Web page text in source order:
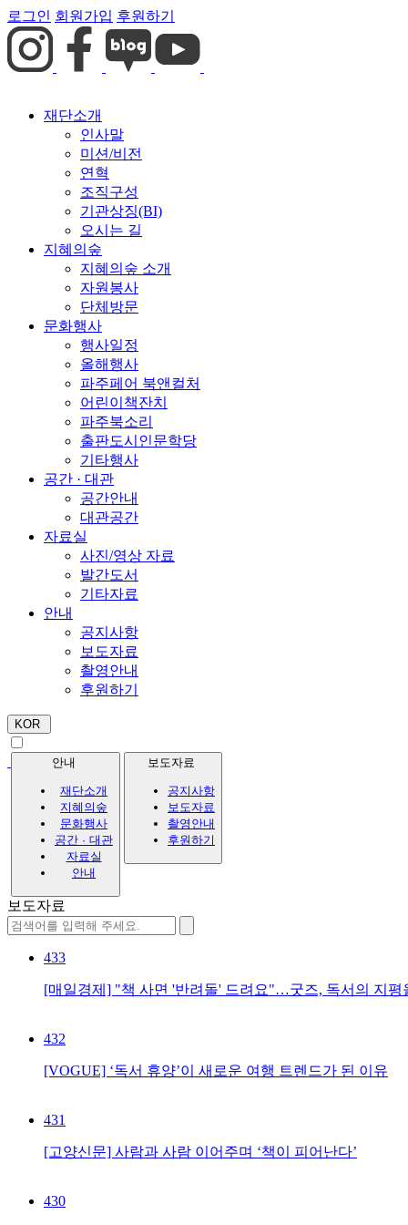
로그인 회원가입 후원하기
재단소개
인사말
미션/비전
연혁
조직구성
기관상징(BI)
오시는 길
지혜의숲
지혜의숲 소개
자원봉사
단체방문
문화행사
행사일정
올해행사
파주페어 북앤컬처
어린이책잔치
파주북소리
출판도시인문학당
기타행사
공간 · 대관
공간안내
대관공간
자료실
사진/영상 자료
발간도서
기타자료
안내
공지사항
보도자료
촬영안내
후원하기
KOR
안내
재단소개
지혜의숲
문화행사
공간 · 대관
자료실
안내
보도자료
공지사항
보도자료
촬영안내
후원하기
보도자료
433
[매일경제] "책 사면 '반려돌' 드려요"…굿즈, 독서의 지평
432
[VOGUE] ‘독서 휴양’이 새로운 여행 트렌드가 된 이유
431
[고양신문] 사람과 사람 이어주며 ‘책이 피어난다’
430